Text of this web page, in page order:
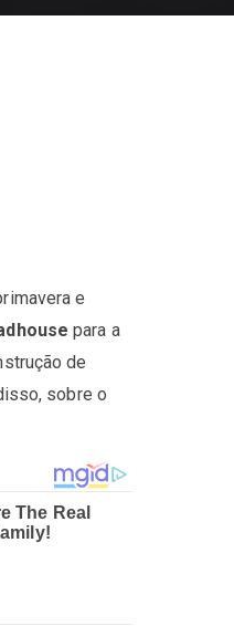
e
para a
de
sobre o